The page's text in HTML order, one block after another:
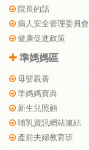
院長的話
病人安全管理委員會
健康促進政策
準媽媽區
母嬰親善
準媽媽寶典
新生兒照顧
哺乳資訊網站連結
產前夫婦教育班